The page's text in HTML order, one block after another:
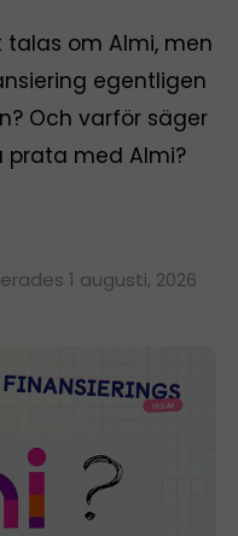
om Almi, men
egentligen
Och varför säger
prata med Almi?
1 augusti, 2026